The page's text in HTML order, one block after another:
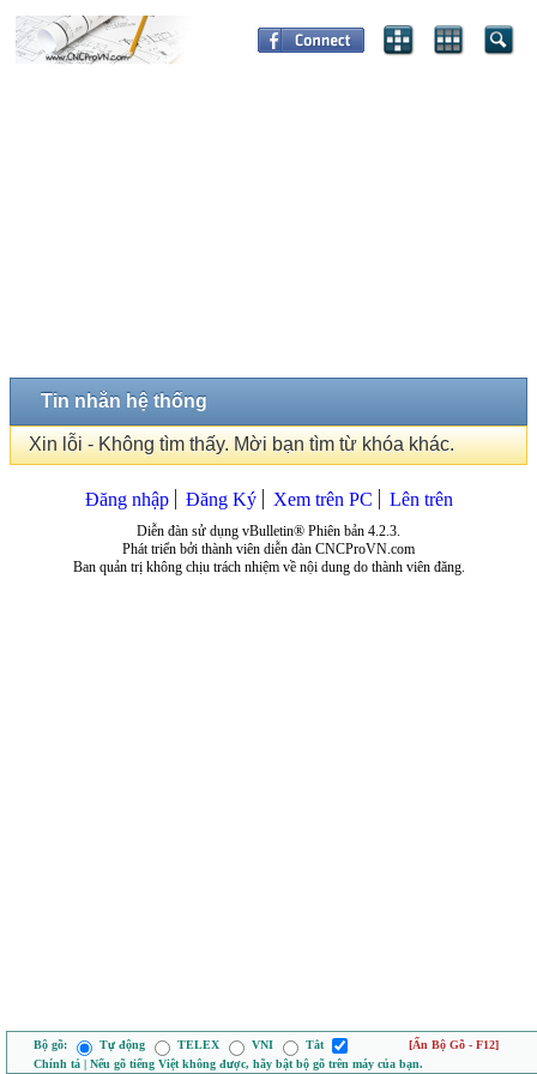
Tin nhắn hệ thống
Xin lỗi - Không tìm thấy. Mời bạn tìm từ khóa khác.
Đăng nhập Đăng Ký Xem trên PC Lên trên
Diễn đàn sử dụng vBulletin® Phiên bản 4.2.3.
Phát triển bởi thành viên diễn đàn CNCProVN.com
Ban quản trị không chịu trách nhiệm về nội dung do thành viên đăng.
Bộ gõ: Tự động TELEX VNI Tắt
[Ẩn Bộ Gõ - F12]
Chính tả | Nếu gõ tiếng Việt không được, hãy bật bộ gõ trên máy của bạn.